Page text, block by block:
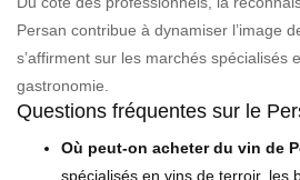
Persan contribue à dynamiser l’image
s’affirment sur les marchés spécialisés
gastronomie.
Questions fréquentes sur le
Où peut-on acheter du vin de
spécialisés en vins de terroir, les